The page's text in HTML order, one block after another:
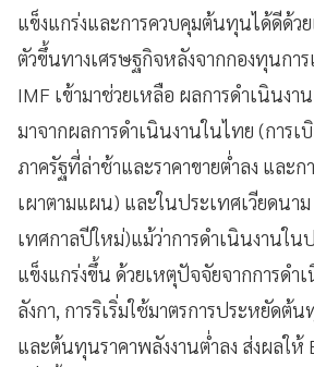
แข็งแกร่งและการควบคุมต้นทุนได้ดีด้ว
ตัวขึ้นทางเศรษฐกิจหลังจากกองทุนการ
IMF เข้ามาช่วยเหลือ ผลการดำเนินงา
มาจากผลการดำเนินงานในไทย (การเ
ภาครัฐที่ล่าช้าและราคาขายต่ำลง และก
เผาตามแผน) และในประเทศเวียดนา
เทศกาลปีใหม่)แม้ว่าการดำเนินงานใน
แข็งแกร่งขึ้น ด้วยเหตุปัจจัยจากการดำ
ลังกา, การริเริ่มใช้มาตรการประหยัดต้
และต้นทุนราคาพลังงานต่ำลง ส่งผลให้